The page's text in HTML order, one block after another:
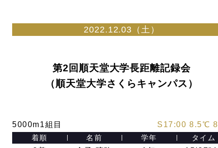
2022.12.03（土）
第2回順天堂大学長距離記録会
（順天堂大学さくらキャンパス）
5000m1組目
S17:00 8.5℃
着順
名前 学年
タイム